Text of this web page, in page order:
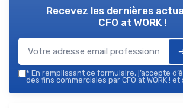
Recevez les dernières
CFO at WORK !
* En remplissant ce formulaire, j’accepte
des fins commerciales par CFO at WORK !